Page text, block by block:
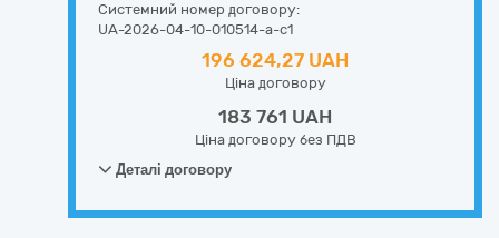
Системний номер договору:
UA-2026-04-10-010514-a-c1
196 624,27 UAH
Ціна договору
183 761 UAH
Ціна договору без ПДВ
Деталі договору